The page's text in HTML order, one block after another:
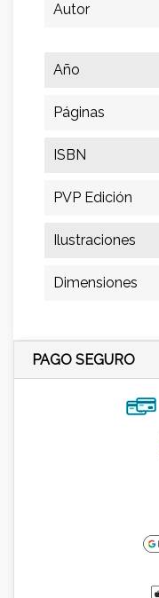
Autor
Año
Páginas
ISBN
PVP Edición
Ilustraciones
Dimensiones
PAGO SEGURO